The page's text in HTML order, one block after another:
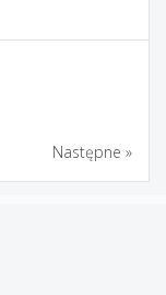
Następne »